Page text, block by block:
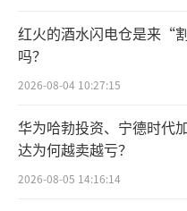
沿海城市的中高端
佳农、鑫荣懋、胖
红火的酒水闪电仓是来“
吗？
2026-08-04 10:27:15
华为哈勃投资、宁德时代
达为何越卖越亏？
2026-08-05 14:16:14